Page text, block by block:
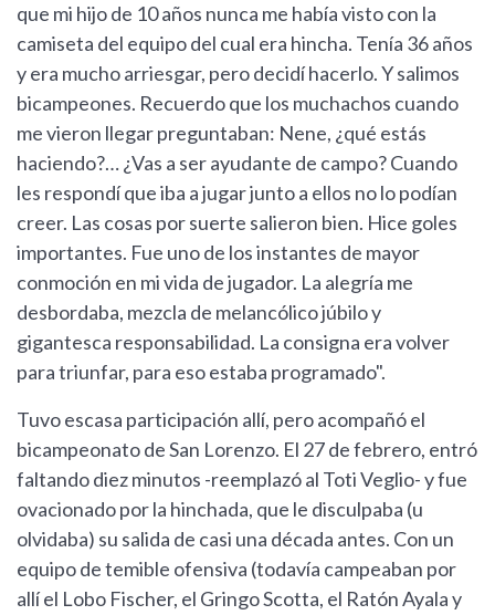
que mi hijo de 10 años nunca me había visto con la
camiseta del equipo del cual era hincha. Tenía 36 años
y era mucho arriesgar, pero decidí hacerlo. Y salimos
bicampeones. Recuerdo que los muchachos cuando
me vieron llegar preguntaban: Nene, ¿qué estás
haciendo?… ¿Vas a ser ayudante de campo? Cuando
les respondí que iba a jugar junto a ellos no lo podían
creer. Las cosas por suerte salieron bien. Hice goles
importantes. Fue uno de los instantes de mayor
conmoción en mi vida de jugador. La alegría me
desbordaba, mezcla de melancólico júbilo y
gigantesca responsabilidad. La consigna era volver
para triunfar, para eso estaba programado".
Tuvo escasa participación allí, pero acompañó el
bicampeonato de San Lorenzo. El 27 de febrero, entró
faltando diez minutos -reemplazó al Toti Veglio- y fue
ovacionado por la hinchada, que le disculpaba (u
olvidaba) su salida de casi una década antes. Con un
equipo de temible ofensiva (todavía campeaban por
allí el Lobo Fischer, el Gringo Scotta, el Ratón Ayala y